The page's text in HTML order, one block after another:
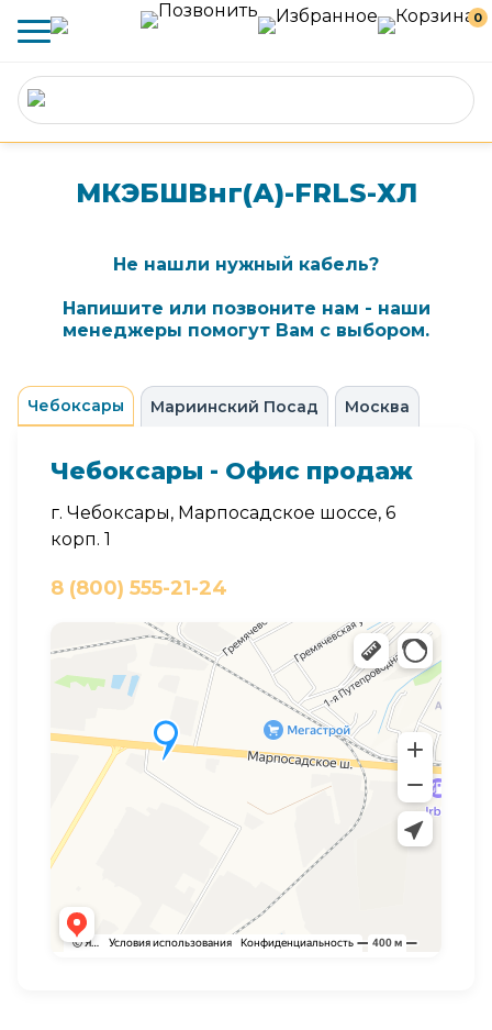
0
МКЭБШВнг(А)-FRLS-ХЛ
Не нашли нужный кабель?
Напишите или позвоните нам - наши
менеджеры помогут Вам с выбором.
Чебоксары Мариинский Посад Москва
Чебоксары - Офис продаж
г. Чебоксары, Марпосадское шоссе, 6
корп. 1
8 (800) 555-21-24